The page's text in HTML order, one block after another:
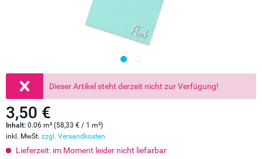
Dieser Artikel steht derzeit nicht zur Verfügung!
3,50 €
Inhalt: 0.06 m² (58,33 € / 1 m²)
inkl. MwSt. zzgl. Versandkosten
Lieferzeit: im Moment leider nicht liefarbar